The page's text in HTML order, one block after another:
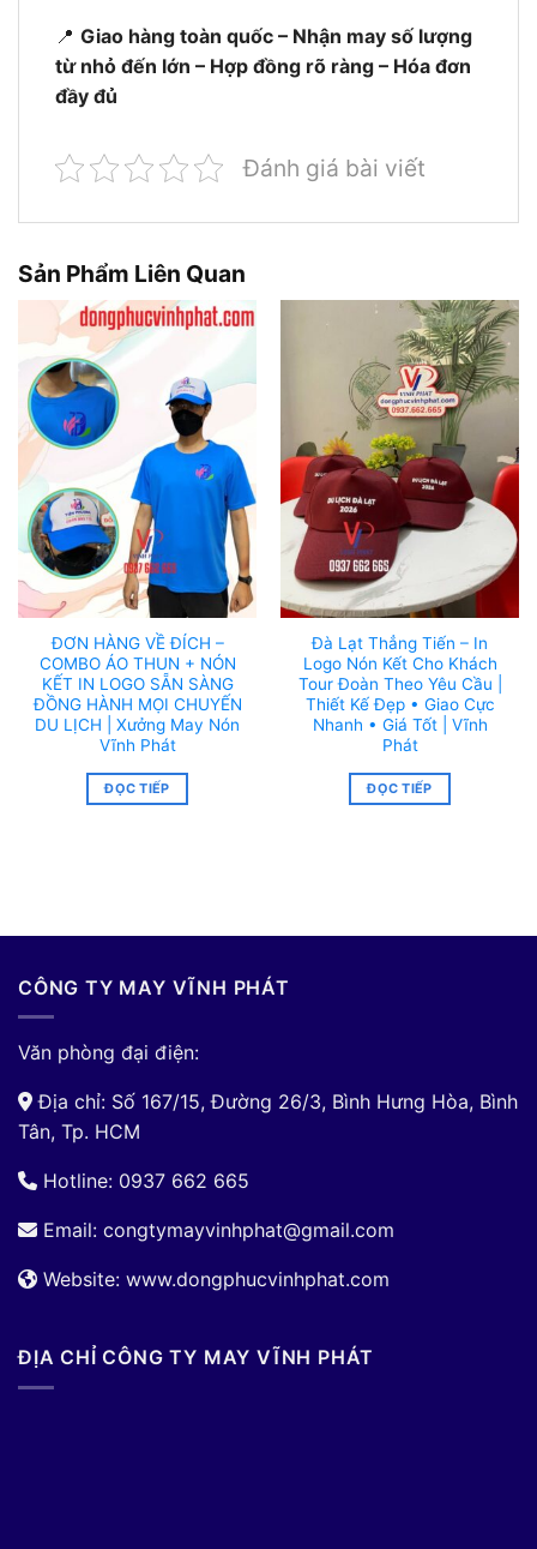
📍 Giao hàng toàn quốc – Nhận may số lượng
từ nhỏ đến lớn – Hợp đồng rõ ràng – Hóa đơn
đầy đủ
Đánh giá bài viết
Sản Phẩm Liên Quan
ĐƠN HÀNG VỀ ĐÍCH –
COMBO ÁO THUN + NÓN
KẾT IN LOGO SẴN SÀNG
ĐỒNG HÀNH MỌI CHUYẾN
DU LỊCH | Xưởng May Nón
Vĩnh Phát
ĐỌC TIẾP
Đà Lạt Thẳng Tiến – In
Logo Nón Kết Cho Khách
Tour Đoàn Theo Yêu Cầu |
Thiết Kế Đẹp • Giao Cực
Nhanh • Giá Tốt | Vĩnh
Phát
ĐỌC TIẾP
CÔNG TY MAY VĨNH PHÁT
Văn phòng đại điện:
Địa chỉ: Số 167/15, Đường 26/3, Bình Hưng Hòa, Bình
Tân, Tp. HCM
Hotline: 0937 662 665
Email: congtymayvinhphat@gmail.com
Website: www.dongphucvinhphat.com
ĐỊA CHỈ CÔNG TY MAY VĨNH PHÁT